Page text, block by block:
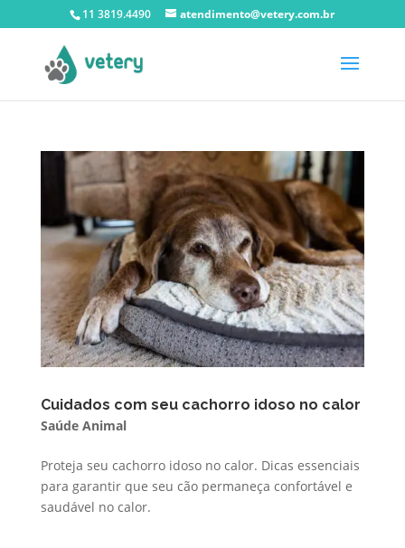
11 3819.4490 atendimento@vetery.com.br
Cuidados com seu cachorro idoso no calor
Saúde Animal
Proteja seu cachorro idoso no calor. Dicas essenciais
para garantir que seu cão permaneça confortável e
saudável no calor.